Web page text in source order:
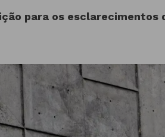
para os esclarecimentos